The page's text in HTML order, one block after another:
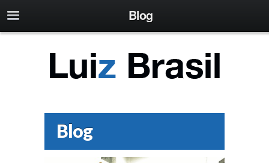
Blog
Blog